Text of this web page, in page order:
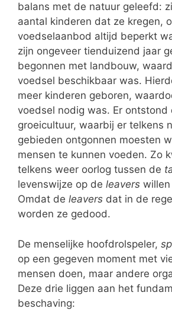
balans met de natuur geleefd:
aantal kinderen dat ze kregen,
voedselaanbod altijd beperkt
zijn ongeveer tienduizend jaar
begonnen met landbouw,
voedsel beschikbaar was.
meer kinderen geboren,
voedsel nodig was. Er ontstond
groeicultuur, waarbij er telkens
gebieden ontgonnen moesten
mensen te kunnen voeden. Zo
telkens weer oorlog tussen de
levenswijze op de leavers
Omdat de leavers dat in de
worden ze gedood.
De menselijke hoofdrolspeler,
op een gegeven moment met
mensen doen, maar andere
Deze drie liggen aan het
beschaving: